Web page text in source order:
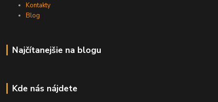
Kontakty
Blog
Najčítanejšie na blogu
Kde nás nájdete